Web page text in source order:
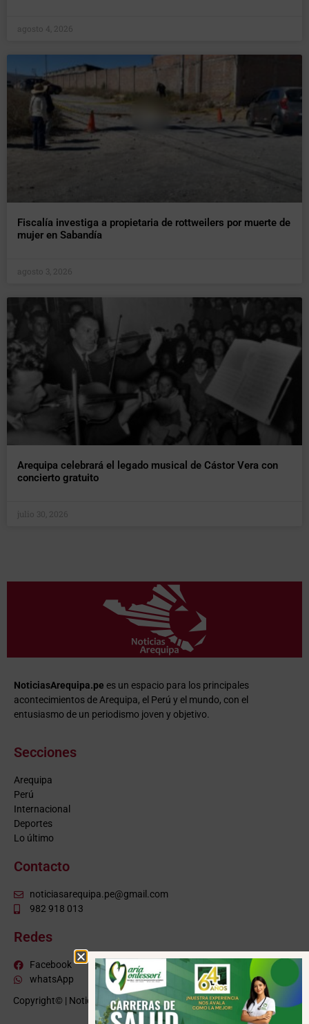
agosto 4, 2026
Fiscalía investiga a propietaria de rottweilers por muerte de
mujer en Sabandía
agosto 3, 2026
Arequipa celebrará el legado musical de Cástor Vera con
concierto gratuito
julio 30, 2026
NoticiasArequipa.pe es un espacio para los principales
acontecimientos de Arequipa, el Perú y el mundo, con el
entusiasmo de un periodismo joven y objetivo.
Secciones
Arequipa
Perú
Internacional
Deportes
Lo último
Contacto
noticiasarequipa.pe@gmail.com
982 918 013
Redes
Facebook
whatsApp
Copyright© | NoticiasArequipa.pe | Grupo HBA Noticias| Todos los
derechos reservados